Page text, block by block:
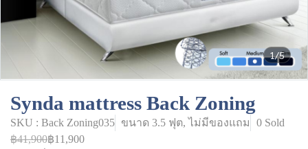
1/5
Synda mattress Back Zoning
SKU : Back Zoning035 ขนาด 3.5 ฟุต, ไม่มีของแถม
0 Sold
฿41,900฿11,900